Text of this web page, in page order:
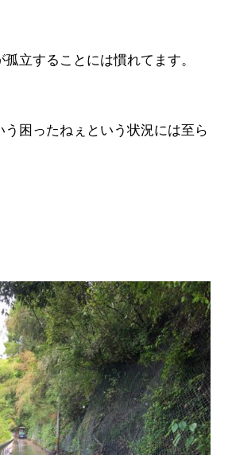
立することには慣れてます。
う困ったねぇという状況には至ら